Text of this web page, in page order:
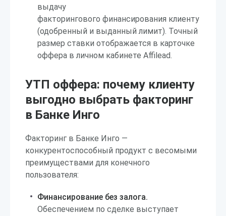
выдачу
факторингового финансирования клиенту
(одобренный и выданный лимит). Точный
размер ставки отображается в карточке
оффера в личном кабинете Affilead.
УТП оффера: почему клиенту
выгодно выбрать факторинг
в Банке Инго
Факторинг в Банке Инго —
конкурентоспособный продукт с весомыми
преимуществами для конечного
пользователя:
Финансирование без залога.
Обеспечением по сделке выступает